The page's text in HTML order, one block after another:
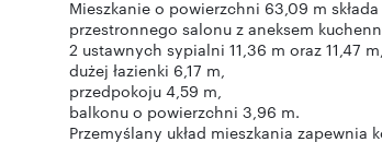
Mieszkanie o powierzchni 63,09 m składa
przestronnego salonu z aneksem
2 ustawnych sypialni 11,36 m oraz 11,47 m,
dużej łazienki 6,17 m,
przedpokoju 4,59 m,
balkonu o powierzchni 3,96 m.
Przemyślany układ mieszkania